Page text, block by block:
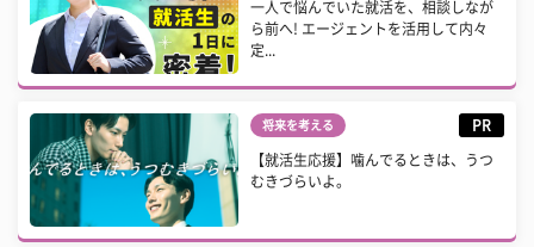
一人で悩んでいた就活を、相談しなが
ら前へ! エージェントを活用して内々
定...
将来を考える PR
【就活生応援】噛んでるときは、うつ
むきづらいよ。